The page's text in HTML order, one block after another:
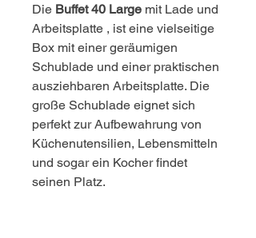
Die Buffet 40 Large mit Lade und
Arbeitsplatte , ist eine vielseitige
Box mit einer geräumigen
Schublade und einer praktischen
ausziehbaren Arbeitsplatte. Die
große Schublade eignet sich
perfekt zur Aufbewahrung von
Küchenutensilien, Lebensmitteln
und sogar ein Kocher findet
seinen Platz.